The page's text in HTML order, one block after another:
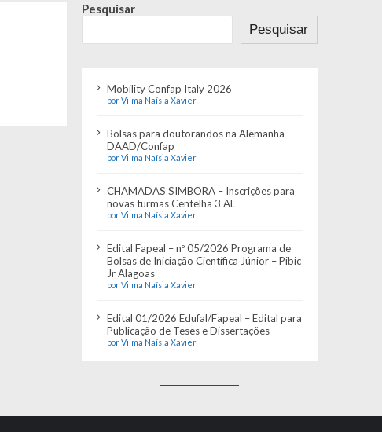
Pesquisar
Pesquisar
Mobility Confap Italy 2026
por Vilma Naísia Xavier
Bolsas para doutorandos na Alemanha
DAAD/Confap
por Vilma Naísia Xavier
CHAMADAS SIMBORA – Inscrições para
novas turmas Centelha 3 AL
por Vilma Naísia Xavier
Edital Fapeal – nº 05/2026 Programa de
Bolsas de Iniciação Científica Júnior – Pibic
Jr Alagoas
por Vilma Naísia Xavier
Edital 01/2026 Edufal/Fapeal – Edital para
Publicação de Teses e Dissertações
por Vilma Naísia Xavier